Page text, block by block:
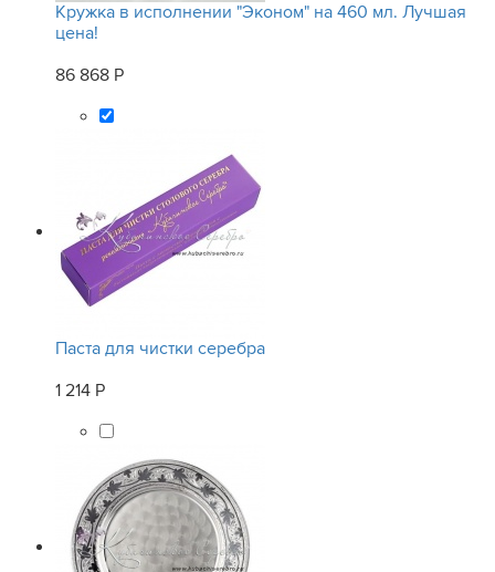
Кружка в исполнении "Эконом" на 460 мл. Лучшая
цена!
86 868 Р
Паста для чистки серебра
1 214 Р